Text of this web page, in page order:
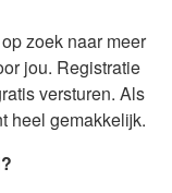
zoek naar meer
jou. Registratie
versturen. Als
heel gemakkelijk.